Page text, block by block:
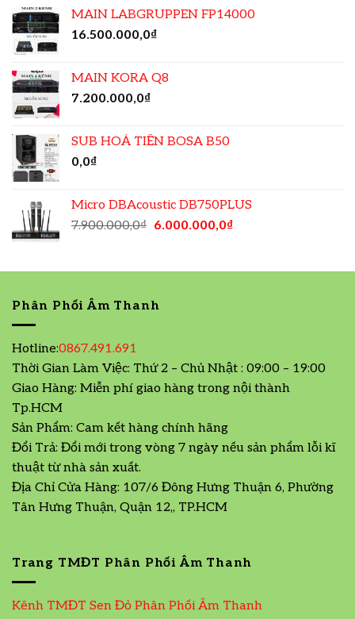
MAIN LABGRUPPEN FP14000
16.500.000,0₫
MAIN KORA Q8
7.200.000,0₫
SUB HOẢ TIỄN BOSA B50
0,0₫
Micro DBAcoustic DB750PLUS
7.900.000,0₫ 6.000.000,0₫
Phân Phối Âm Thanh
Hotline:0867.491.691
Thời Gian Làm Việc: Thứ 2 – Chủ Nhật : 09:00 – 19:00
Giao Hàng: Miễn phí giao hàng trong nội thành
Tp.HCM
Sản Phẩm: Cam kết hàng chính hãng
Đổi Trả: Đổi mới trong vòng 7 ngày nếu sản phẩm lỗi kĩ
thuật từ nhà sản xuất.
Địa Chỉ Cửa Hàng: 107/6 Đông Hưng Thuận 6, Phường
Tân Hưng Thuận, Quận 12,, TP.HCM
Trang TMĐT Phân Phối Âm Thanh
Kênh TMĐT Sen Đỏ Phân Phối Âm Thanh